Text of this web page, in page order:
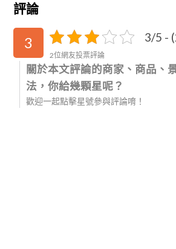
評論
3 3/5 -
2位網友投票評論
關於本文評論的商家、商品、
法，你給幾顆星呢？
歡迎一起點擊星號參與評論唷！